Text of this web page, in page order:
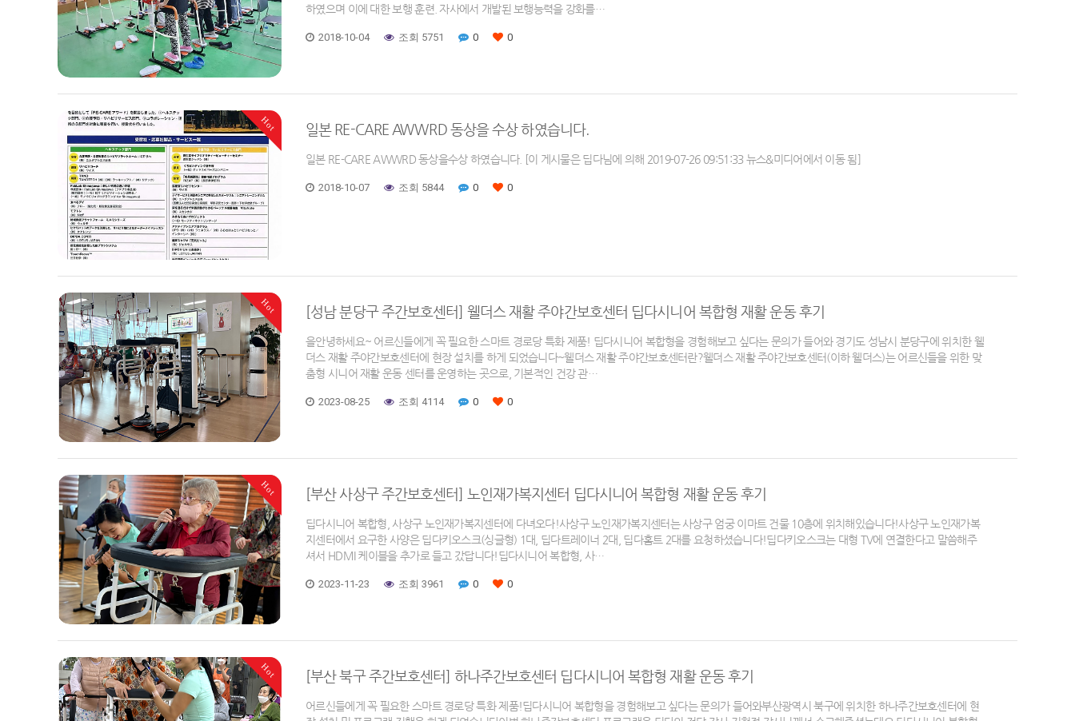
하였으며 이에 대한 보행 훈련. 자사에서 개발된 보행능력을 강화를…
2018-10-04 조회 5751 0 0
Hot 일본 RE-CARE AWWRD 동상을 수상 하였습니다.
일본 RE-CARE AWWRD 동상을수상 하였습니다. [이 게시물은 딥다님에 의해 2019-07-26 09:51:33 뉴스&미디어에서 이동 됨]
2018-10-07 조회 5844 0 0
Hot [성남 분당구 주간보호센터] 웰더스 재활 주야간보호센터 딥다시니어 복합형 재활 운동 후기
을안녕하세요~ 어르신들에게 꼭 필요한 스마트 경로당 특화 제품! 딥다시니어 복합형을 경험해보고 싶다는 문의가 들어와 경기도 성남시 분당구에 위치한 웰
더스 재활 주야간보호센터에 현장 설치를 하게 되었습니다~웰더스 재활 주야간보호센터란?웰더스 재활 주야간보호센터(이하 웰더스)는 어르신들을 위한 맞
춤형 시니어 재활 운동 센터를 운영하는 곳으로, 기본적인 건강 관…
2023-08-25 조회 4114 0 0
Hot [부산 사상구 주간보호센터] 노인재가복지센터 딥다시니어 복합형 재활 운동 후기
딥다시니어 복합형, 사상구 노인재가복지센터에 다녀오다!사상구 노인재가복지센터는 사상구 엄궁 이마트 건물 10층에 위치해있습니다!사상구 노인재가복
지센터에서 요구한 사양은 딥다키오스크(싱글형) 1대, 딥다트레이너 2대, 딥다홈트 2대를 요청하셨습니다!딥다키오스크는 대형 TV에 연결한다고 말씀해주
셔서 HDMI 케이블을 추가로 들고 갔답니다!딥다시니어 복합형, 사…
2023-11-23 조회 3961 0 0
Hot [부산 북구 주간보호센터] 하나주간보호센터 딥다시니어 복합형 재활 운동 후기
어르신들에게 꼭 필요한 스마트 경로당 특화 제품!딥다시니어 복합형을 경험해보고 싶다는 문의가 들어와부산광역시 북구에 위치한 하나주간보호센터에 현